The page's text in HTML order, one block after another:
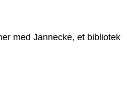
med Jannecke, et bibliotek